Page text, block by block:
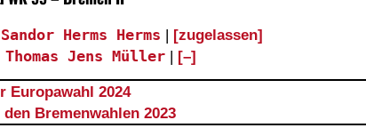
Sandor Herms Herms | [zugelassen]
Thomas Jens Müller | [–]
Europawahl 2024
Bremenwahlen 2023